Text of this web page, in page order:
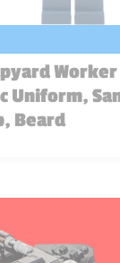
Uniform,
Beard
: